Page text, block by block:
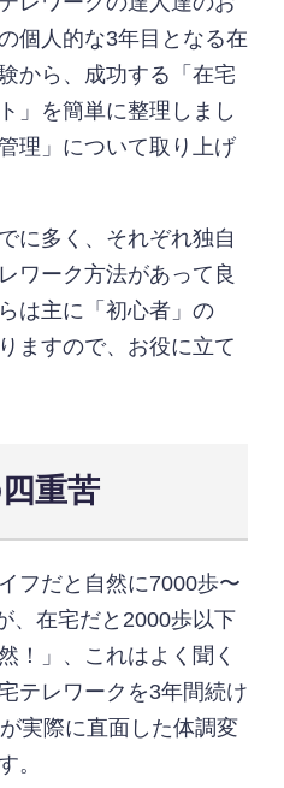
個人的な3年目となる在
から、成功する「在宅
」を簡単に整理しまし
理」について取り上げ
に多く、それぞれ独自
ワーク方法があって良
は主に「初心者」の
ますので、お役に立て
重苦
フだと自然に7000歩〜
、在宅だと2000歩以下
！」、これはよく聞く
テレワークを3年間続け
実際に直面した体調変
。